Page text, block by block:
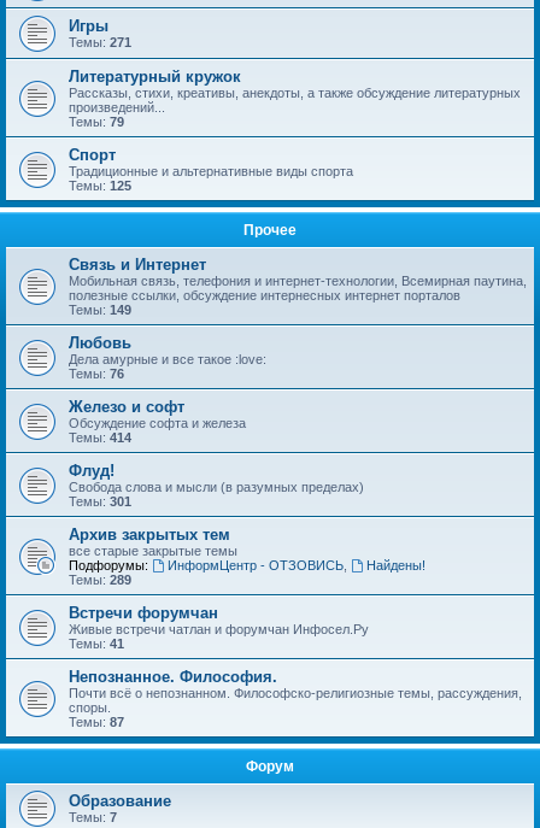
Игры
Темы: 271
Литературный кружок
Рассказы, стихи, креативы, анекдоты, а также обсуждение литературных
произведений...
Темы: 79
Спорт
Традиционные и альтернативные виды спорта
Темы: 125
Прочее
Связь и Интернет
Мобильная связь, телефония и интернет-технологии, Всемирная паутина,
полезные ссылки, обсуждение интернесных интернет порталов
Темы: 149
Любовь
Дела амурные и все такое :love:
Темы: 76
Железо и софт
Обсуждение софта и железа
Темы: 414
Флуд!
Свобода слова и мысли (в разумных пределах)
Темы: 301
Архив закрытых тем
все старые закрытые темы
Подфорумы:
ИнформЦентр - ОТЗОВИСЬ,
Найдены!
Темы: 289
Встречи форумчан
Живые встречи чатлан и форумчан Инфосел.Ру
Темы: 41
Непознанное. Философия.
Почти всё о непознанном. Философско-религиозные темы, рассуждения,
споры.
Темы: 87
Форум
Образование
Темы: 7